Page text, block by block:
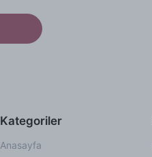
Kategoriler
Anasayfa